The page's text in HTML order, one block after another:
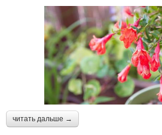
читать дальше →